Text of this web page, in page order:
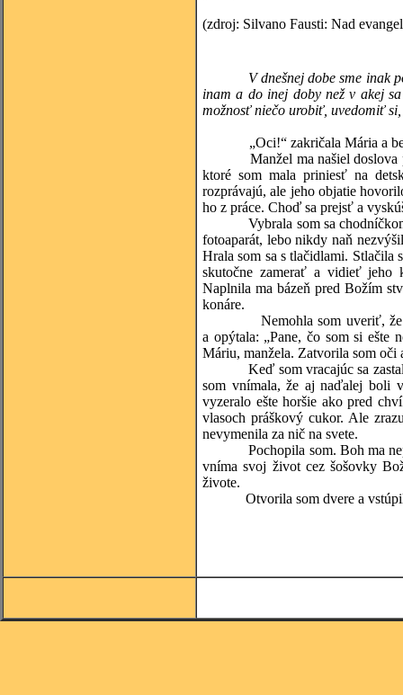
(zdroj: Silvano Fausti: Nad
V dnešnej dobe sme inak
inam a do inej doby než v akej
možnosť niečo urobiť, uvedomiť
„Oci!“ zakričala Mária a
Manžel ma našiel doslova
ktoré som mala priniesť na
rozprávajú, ale jeho objatie
ho z práce. Choď sa prejsť a
Vybrala som sa chodníčkom
fotoaparát, lebo nikdy naň
Hrala som sa s tlačidlami. Stlačila
skutočne zamerať a vidieť jeho
Naplnila ma bázeň pred Božím
konáre.
Nemohla som uveriť, že som
a opýtala: „Pane, čo som si ešte
Máriu, manžela. Zatvorila som oči
Keď som vracajúc sa zastala
som vnímala, že aj naďalej boli
vyzeralo ešte horšie ako pred
vlasoch práškový cukor. Ale
nevymenila za nič na svete.
Pochopila som. Boh ma
vníma svoj život cez šošovky
živote.
Otvorila som dvere a vstúpila